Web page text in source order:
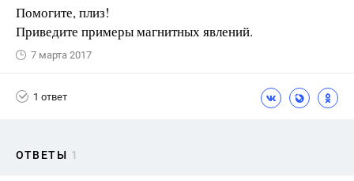
Помогите, плиз!
Приведите примеры магнитных явлений.
7 марта 2017
1 ответ
ОТВЕТЫ 1